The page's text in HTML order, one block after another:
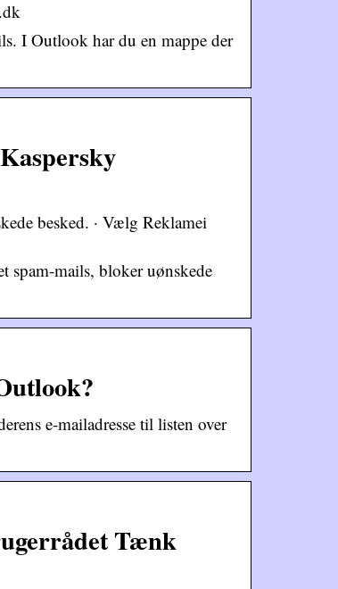
I Outlook har du en mappe der
besked. · Vælg Reklamei
spam-mails, bloker uønskede
e-mailadresse til listen over
Tænk